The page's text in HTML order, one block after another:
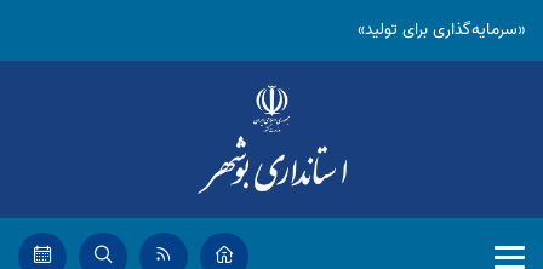
«سرمایه‌گذاری برای تولید»